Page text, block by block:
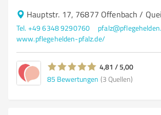
Hauptstr. 17, 76877 Offenbach /
Tel. +49 6348 9290760
www.pflegehelden-pfalz.de/
4,81 / 5,00
85 Bewertungen (3 Quellen)